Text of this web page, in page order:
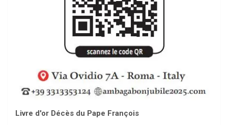
Livre d'or Décès du Pape François